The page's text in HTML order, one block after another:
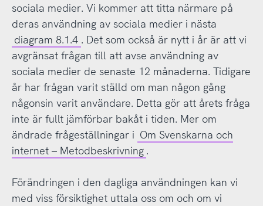
sociala medier. Vi kommer att titta närmare på
deras användning av sociala medier i nästa
diagram 8.1.4 . Det som också är nytt i år är att vi
avgränsat frågan till att avse användning av
sociala medier de senaste 12 månaderna. Tidigare
år har frågan varit ställd om man någon gång
någonsin varit användare. Detta gör att årets fråga
inte är fullt jämförbar bakåt i tiden. Mer om
ändrade frågeställningar i Om Svenskarna och
internet – Metodbeskrivning .
Förändringen i den dagliga användningen kan vi
med viss försiktighet uttala oss om och om vi